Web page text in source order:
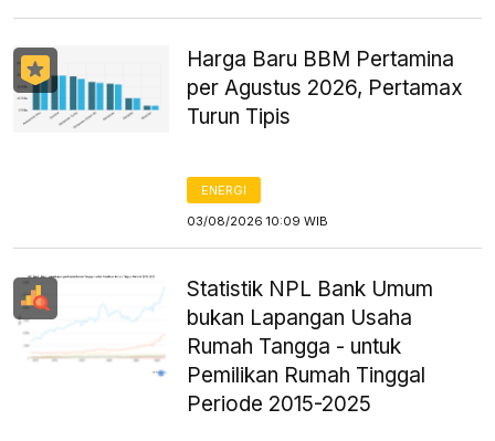
Harga Baru BBM Pertamina
per Agustus 2026, Pertamax
Turun Tipis
ENERGI
03/08/2026 10:09 WIB
Statistik NPL Bank Umum
bukan Lapangan Usaha
Rumah Tangga - untuk
Pemilikan Rumah Tinggal
Periode 2015-2025